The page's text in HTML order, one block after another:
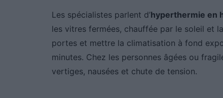
Les spécialistes parlent d’hyperthermie en
les vitres fermées, chauffée par le soleil et
portes et mettre la climatisation à fond
minutes. Chez les personnes âgées ou
vertiges, nausées et chute de tension.